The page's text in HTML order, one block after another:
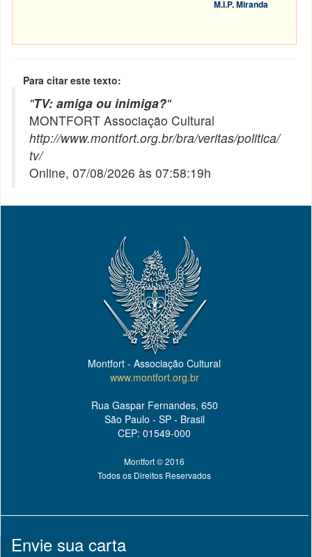
M.I.P. Miranda
Para citar este texto:
"TV: amiga ou inimiga?"
MONTFORT Associação Cultural
http://www.montfort.org.br/bra/veritas/politica/
tv/
Online, 07/08/2026 às 07:58:19h
Montfort - Associação Cultural
www.montfort.org.br
Rua Gaspar Fernandes, 650
São Paulo - SP - Brasil
CEP: 01549-000
Montfort © 2016
Todos os Direitos Reservados
Envie sua carta